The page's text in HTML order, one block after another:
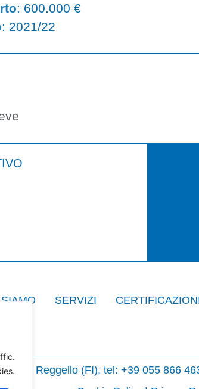
: 600.000 €
: 2021/22
SERVIZI
Reggello (FI), tel: +39 055 866